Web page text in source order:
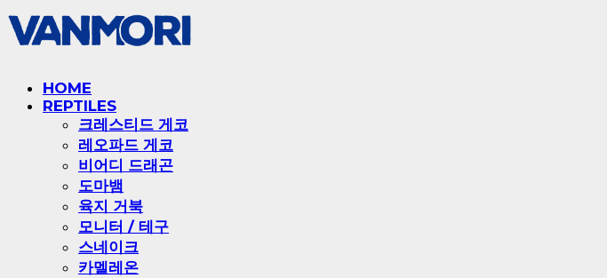
HOME
REPTILES
크레스티드 게코
레오파드 게코
비어디 드래곤
도마뱀
육지 거북
모니터 / 테구
스네이크
카멜레온